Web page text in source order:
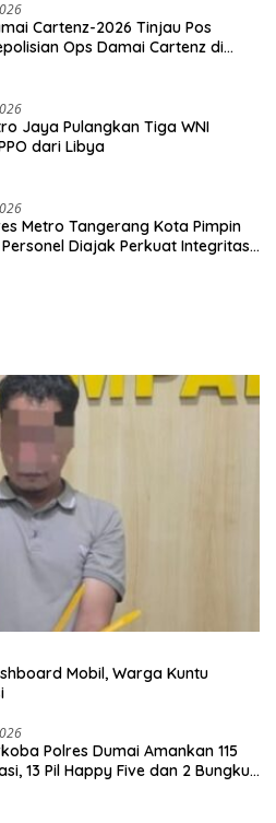
Cartenz-2026 Tinjau Pos
Ops Damai Cartenz di
Jaya Pulangkan Tiga WNI
dari Libya
Metro Tangerang Kota Pimpin
Diajak Perkuat Integritas
Mobil, Warga Kuntu
Polres Dumai Amankan 115
13 Pil Happy Five dan 2 Bungkus